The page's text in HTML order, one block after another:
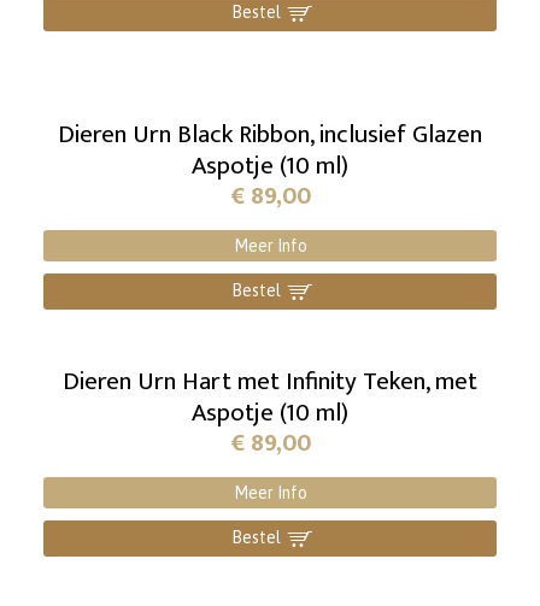
Bestel ]
Dieren Urn Black Ribbon, inclusief Glazen
Aspotje (10 ml)
€89,00
Meer Info
Bestel ]
Dieren Urn Hart met Infinity Teken, met
Aspotje (10 ml)
€89,00
Meer Info
Bestel ]